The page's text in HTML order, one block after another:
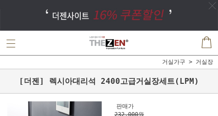
거실가구 거실장
[더젠] 렉시아대리석 2400고급거실장세트(LPM)
판매가
232,000원